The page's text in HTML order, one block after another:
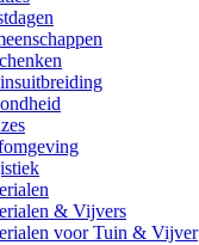
& Vijvers
voor Tuin & Vijver